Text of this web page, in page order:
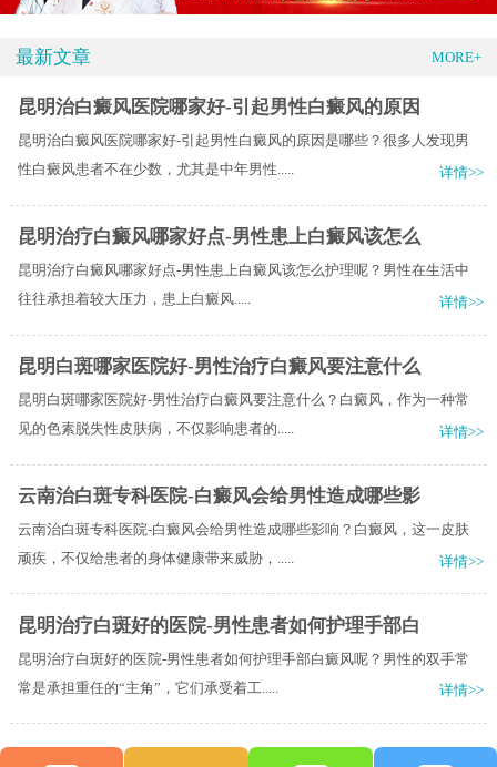
最新文章 MORE+
昆明治白癜风医院哪家好-引起男性白癜风的原因
昆明治白癜风医院哪家好-引起男性白癜风的原因是哪些？很多人发现男
性白癜风患者不在少数，尤其是中年男性.....
详情>>
昆明治疗白癜风哪家好点-男性患上白癜风该怎么
昆明治疗白癜风哪家好点-男性患上白癜风该怎么护理呢？​男性在生活中
往往承担着较大压力，患上白癜风.....
详情>>
昆明白斑哪家医院好-男性治疗白癜风要注意什么
昆明白斑哪家医院好-男性治疗白癜风要注意什么？白癜风，作为一种常
见的色素脱失性皮肤病，不仅影响患者的.....
详情>>
云南治白斑专科医院-白癜风会给男性造成哪些影
云南治白斑专科医院-白癜风会给男性造成哪些影响？白癜风，这一皮肤
顽疾，不仅给患者的身体健康带来威胁，.....
详情>>
昆明治疗白斑好的医院-男性患者如何护理手部白
昆明治疗白斑好的医院-男性患者如何护理手部白癜风呢？男性的双手常
常是承担重任的“主角”，它们承受着工.....
详情>>